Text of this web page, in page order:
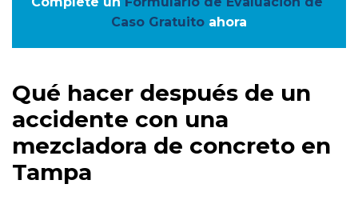
Caso Gratuito ahora
Qué hacer después de un
accidente con una
mezcladora de concreto en
Tampa